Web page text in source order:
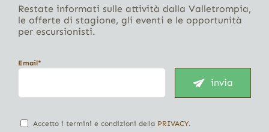
Restate informati sulle attività dalla Valletrompia,
le offerte di stagione, gli eventi e le opportunità
per escursionisti.
Email*
invia
Accetto i termini e condizioni della PRIVACY.